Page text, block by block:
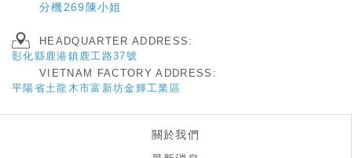
分機269陳小姐
HEADQUARTER ADDRESS:
彰化縣鹿港鎮鹿工路37號
VIETNAM FACTORY ADDRESS:
平陽省土龍木市富新坊金輝工業區
關於我們